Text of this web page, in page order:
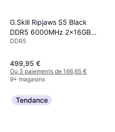
G.Skill Ripjaws S5 Black
DDR5 6000MHz 2x16GB
(F5-6000J3040F16GX2-
DDR5
499,95 €
Ou 3 paiements de 166,65 €
9+ magasins
Tendance